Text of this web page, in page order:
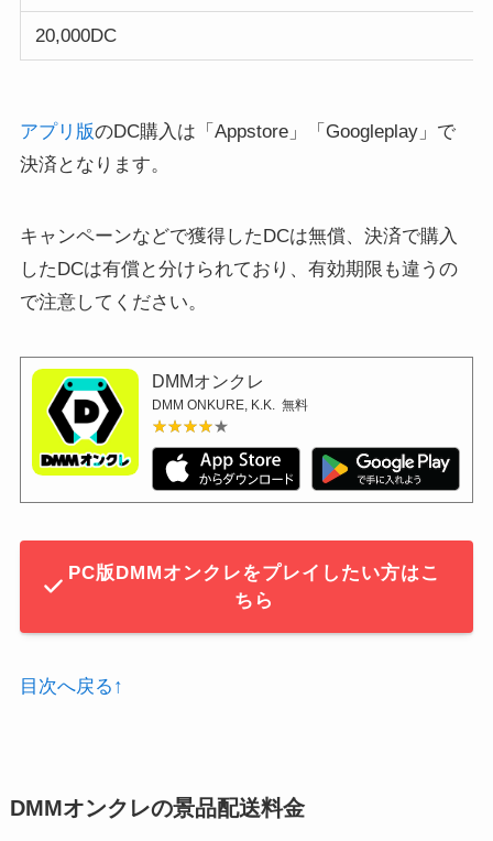
20,000DC
アプリ版のDC購入は「Appstore」「Googleplay」で
決済となります。
キャンペーンなどで獲得したDCは無償、決済で購入
したDCは有償と分けられており、有効期限も違うの
で注意してください。
DMMオンクレ
DMM ONKURE, K.K. 無料
★★★★★
★★★★★
PC版DMMオンクレをプレイしたい方はこ
ちら
目次へ戻る↑
DMMオンクレの景品配送料金